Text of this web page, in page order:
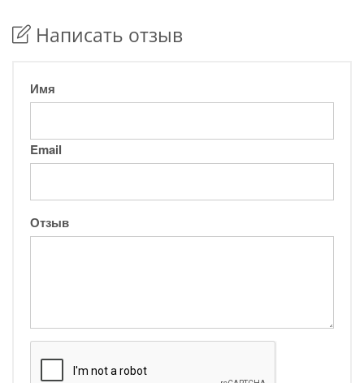
Написать отзыв
Имя
Email
Отзыв